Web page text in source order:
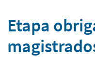
Notícias
Etapa